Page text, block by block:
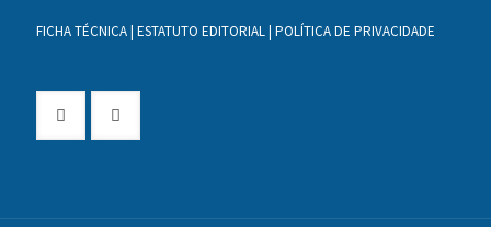
FICHA TÉCNICA| ESTATUTO EDITORIAL| POLÍTICA DE PRIVACIDADE